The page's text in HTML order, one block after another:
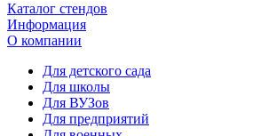
Каталог стендов
Информация
О компании
Для детского сада
Для школы
Для ВУЗов
Для предприятий